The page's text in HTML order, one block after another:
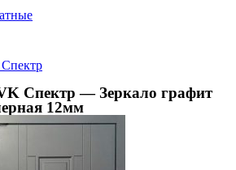
Спектр — Зеркало графит
12мм